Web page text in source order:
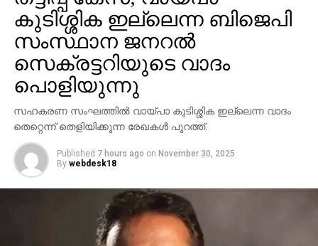
കുടിശ്ശിക ഇല്ലെന്ന ബിജെപി
സംസ്ഥാന ജനറല്‍
സെക്രട്ടറിയുടെ വാദം
പൊളിയുന്നു
സഹകരണ സംഘത്തില്‍ വായ്പാ കുടിശ്ശിക ഇല്ലെന്ന വാദം
തെറ്റെന്ന് തെളിയിക്കുന്ന രേഖകള്‍ പുറത്ത്.
Published 7 hours ago on November 30, 2025
By webdesk18